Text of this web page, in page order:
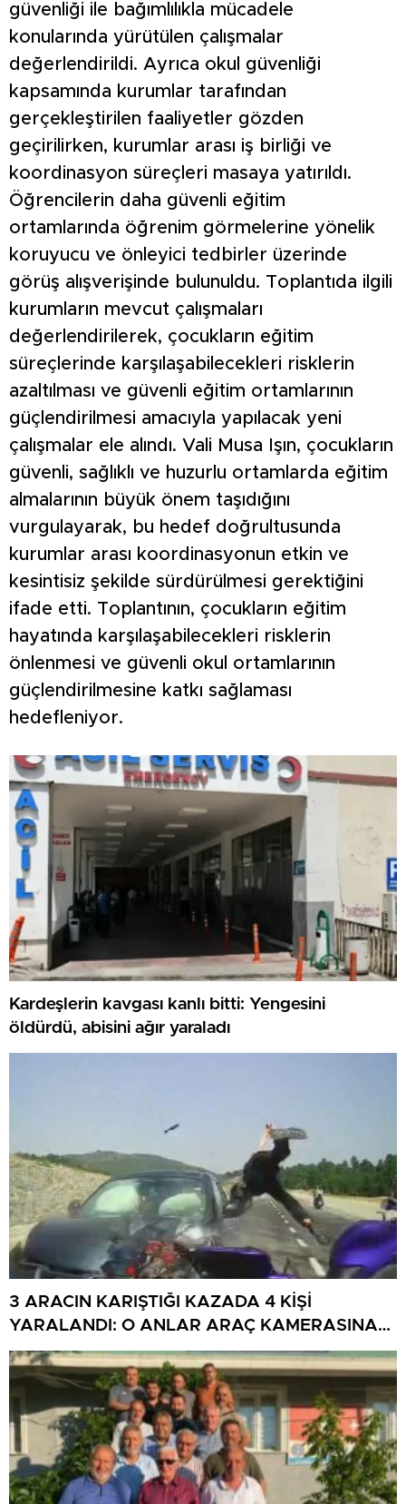
güvenliği ile bağımlılıkla mücadele
konularında yürütülen çalışmalar
değerlendirildi. Ayrıca okul güvenliği
kapsamında kurumlar tarafından
gerçekleştirilen faaliyetler gözden
geçirilirken, kurumlar arası iş birliği ve
koordinasyon süreçleri masaya yatırıldı.
Öğrencilerin daha güvenli eğitim
ortamlarında öğrenim görmelerine yönelik
koruyucu ve önleyici tedbirler üzerinde
görüş alışverişinde bulunuldu. Toplantıda ilgili
kurumların mevcut çalışmaları
değerlendirilerek, çocukların eğitim
süreçlerinde karşılaşabilecekleri risklerin
azaltılması ve güvenli eğitim ortamlarının
güçlendirilmesi amacıyla yapılacak yeni
çalışmalar ele alındı. Vali Musa Işın, çocukların
güvenli, sağlıklı ve huzurlu ortamlarda eğitim
almalarının büyük önem taşıdığını
vurgulayarak, bu hedef doğrultusunda
kurumlar arası koordinasyonun etkin ve
kesintisiz şekilde sürdürülmesi gerektiğini
ifade etti. Toplantının, çocukların eğitim
hayatında karşılaşabilecekleri risklerin
önlenmesi ve güvenli okul ortamlarının
güçlendirilmesine katkı sağlaması
hedefleniyor.
Kardeşlerin kavgası kanlı bitti: Yengesini
öldürdü, abisini ağır yaraladı
3 ARACIN KARIŞTIĞI KAZADA 4 KİŞİ
YARALANDI: O ANLAR ARAÇ KAMERASINA
YANSIDI